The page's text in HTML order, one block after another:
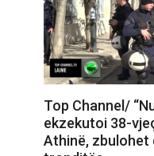
Top Channel/
ekzekutoi 38-
Athinë, zbulohet